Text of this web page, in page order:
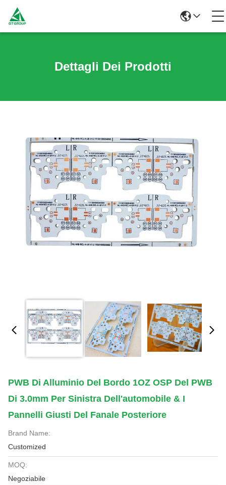
Dettagli Dei Prodotti
PWB Di Alluminio Del Bordo 1OZ OSP Del PWB
Di 3.0mm Per Sinistra Dell'automobile & I
Pannelli Giusti Del Fanale Posteriore
Brand Name:
Customized
MOQ:
Negoziabile